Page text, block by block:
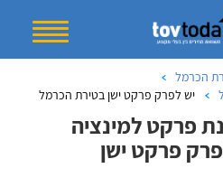
הכרמל
יש לפרק פרקט ישן בטירת הכרמל
פרקט למינציה
פרקט ישן